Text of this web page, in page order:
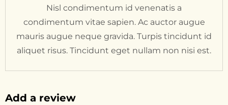
Nisl condimentum id venenatis a
condimentum vitae sapien. Ac auctor augue
mauris augue neque gravida. Turpis tincidunt id
aliquet risus. Tincidunt eget nullam non nisi est.
Add a review